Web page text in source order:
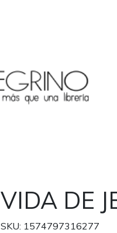
VIDA DE
SKU: 1574797316277